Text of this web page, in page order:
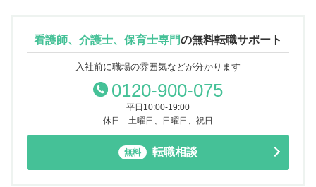
看護師、介護士、保育士専門の無料転職サポート
入社前に職場の雰囲気などが分かります
0120-900-075
平日10:00-19:00
休日 土曜日、日曜日、祝日
無料 転職相談